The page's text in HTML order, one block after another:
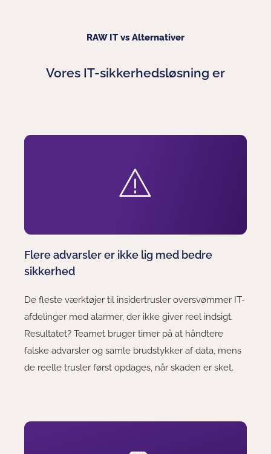
RAW IT vs Alternativer
Vores IT-sikkerhedsløsning er
Flere advarsler er ikke lig med bedre
sikkerhed
De fleste værktøjer til insidertrusler oversvømmer IT-
afdelinger med alarmer, der ikke giver reel indsigt.
Resultatet? Teamet bruger timer på at håndtere
falske advarsler og samle brudstykker af data, mens
de reelle trusler først opdages, når skaden er sket.